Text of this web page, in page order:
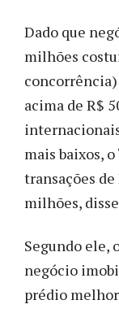
Dado que
milhões
concorrência)
acima de R$
mais baixos, o
transações
milhões,
Segundo ele,
negócio
prédio